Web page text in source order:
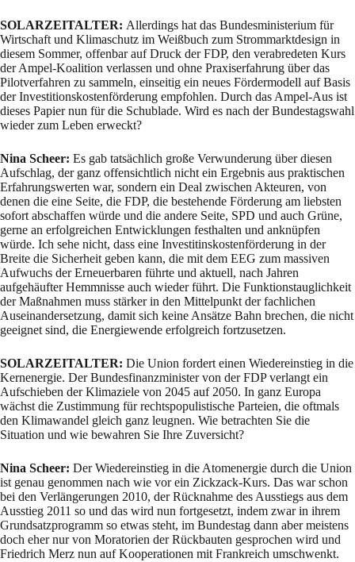
SOLARZEITALTER: Allerdings hat das Bundesministerium für
Wirtschaft und Klimaschutz im Weißbuch zum Strommarktdesign in
diesem Sommer, offenbar auf Druck der FDP, den verabredeten Kurs
der Ampel-Koalition verlassen und ohne Praxiserfahrung über das
Pilotverfahren zu sammeln, einseitig ein neues Fördermodell auf Basis
der Investitionskostenförderung empfohlen. Durch das Ampel-Aus ist
dieses Papier nun für die Schublade. Wird es nach der Bundestagswahl
wieder zum Leben erweckt?
Nina Scheer: Es gab tatsächlich große Verwunderung über diesen
Aufschlag, der ganz offensichtlich nicht ein Ergebnis aus praktischen
Erfahrungswerten war, sondern ein Deal zwischen Akteuren, von
denen die eine Seite, die FDP, die bestehende Förderung am liebsten
sofort abschaffen würde und die andere Seite, SPD und auch Grüne,
gerne an erfolgreichen Entwicklungen festhalten und anknüpfen
würde. Ich sehe nicht, dass eine Investitinskostenförderung in der
Breite die Sicherheit geben kann, die mit dem EEG zum massiven
Aufwuchs der Erneuerbaren führte und aktuell, nach Jahren
aufgehäufter Hemmnisse auch wieder führt. Die Funktionstauglichkeit
der Maßnahmen muss stärker in den Mittelpunkt der fachlichen
Auseinandersetzung, damit sich keine Ansätze Bahn brechen, die nicht
geeignet sind, die Energiewende erfolgreich fortzusetzen.
SOLARZEITALTER: Die Union fordert einen Wiedereinstieg in die
Kernenergie. Der Bundesfinanzminister von der FDP verlangt ein
Aufschieben der Klimaziele von 2045 auf 2050. In ganz Europa
wächst die Zustimmung für rechtspopulistische Parteien, die oftmals
den Klimawandel gleich ganz leugnen. Wie betrachten Sie die
Situation und wie bewahren Sie Ihre Zuversicht?
Nina Scheer: Der Wiedereinstieg in die Atomenergie durch die Union
ist genau genommen nach wie vor ein Zickzack-Kurs. Das war schon
bei den Verlängerungen 2010, der Rücknahme des Ausstiegs aus dem
Ausstieg 2011 so und das wird nun fortgesetzt, indem zwar in ihrem
Grundsatzprogramm so etwas steht, im Bundestag dann aber meistens
doch eher nur von Moratorien der Rückbauten gesprochen wird und
Friedrich Merz nun auf Kooperationen mit Frankreich umschwenkt.